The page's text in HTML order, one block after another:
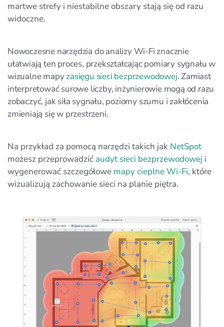
martwe strefy i niestabilne obszary stają się od razu
widoczne.
Nowoczesne narzędzia do analizy Wi‑Fi znacznie
ułatwiają ten proces, przekształcając pomiary sygnału w
wizualne mapyzasięgu sieci bezprzewodowej. Zamiast
interpretować surowe liczby, inżynierowie mogą od razu
zobaczyć, jak siła sygnału, poziomy szumu i zakłócenia
zmieniają się w przestrzeni.
Na przykład za pomocą narzędzi takich jak NetSpot
możesz przeprowadzić audyt sieci bezprzewodowej i
wygenerować szczegółowe mapy cieplne Wi‑Fi, które
wizualizują zachowanie sieci na planie piętra.